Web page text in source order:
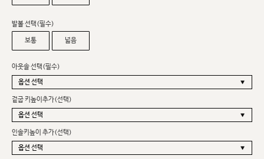
발볼 선택(필수)
보통 넓음
아웃솔 선택(필수)
겉굽 키높이추가(선택)
인솔키높이 추가(선택)